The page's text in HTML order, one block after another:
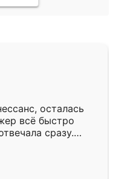
осталась
всё быстро
сразу.
подошёл к
Собрали
аккуратно, даже